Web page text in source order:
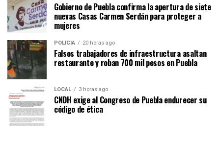
Gobierno de Puebla confirma la apertura de siete
nuevas Casas Carmen Serdán para proteger a
mujeres
POLICÍA 20 horas ago
Falsos trabajadores de infraestructura asaltan
restaurante y roban 700 mil pesos en Puebla
LOCAL 3 horas ago
CNDH exige al Congreso de Puebla endurecer su
código de ética